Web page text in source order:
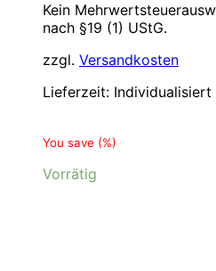
Kein
nach §19 (1) UStG.
zzgl. Versandkosten
Lieferzeit: Individualisiert
You save (%)
Vorrätig